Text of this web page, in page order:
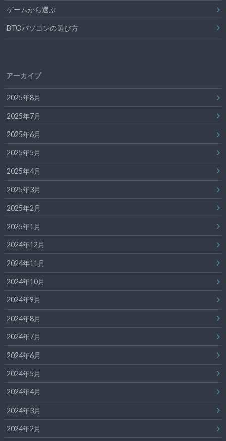
ゲームから選ぶ
BTOパソコンの選び方
アーカイブ
2025年8月
2025年7月
2025年6月
2025年5月
2025年4月
2025年3月
2025年2月
2025年1月
2024年12月
2024年11月
2024年10月
2024年9月
2024年8月
2024年7月
2024年6月
2024年5月
2024年4月
2024年3月
2024年2月